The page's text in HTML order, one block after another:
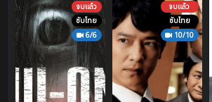
จบแล้ว
ซับไทย
6/6
จบแล้ว
ซับไทย
10/10